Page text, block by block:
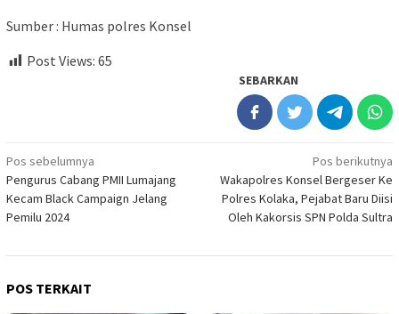
Sumber : Humas polres Konsel
Post Views: 65
SEBARKAN
Navigasi
pos
Pos sebelumnya
Pengurus Cabang PMII Lumajang
Kecam Black Campaign Jelang
Pemilu 2024
Pos berikutnya
Wakapolres Konsel Bergeser Ke
Polres Kolaka, Pejabat Baru Diisi
Oleh Kakorsis SPN Polda Sultra
POS TERKAIT